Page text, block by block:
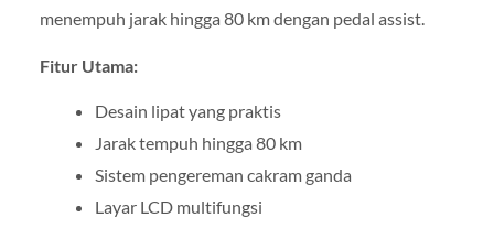
menempuh jarak hingga 80 km dengan pedal assist.
Fitur Utama:
Desain lipat yang praktis
Jarak tempuh hingga 80 km
Sistem pengereman cakram ganda
Layar LCD multifungsi